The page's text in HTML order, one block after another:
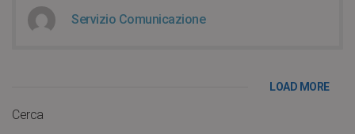
Servizio Comunicazione
LOAD MORE
Cerca